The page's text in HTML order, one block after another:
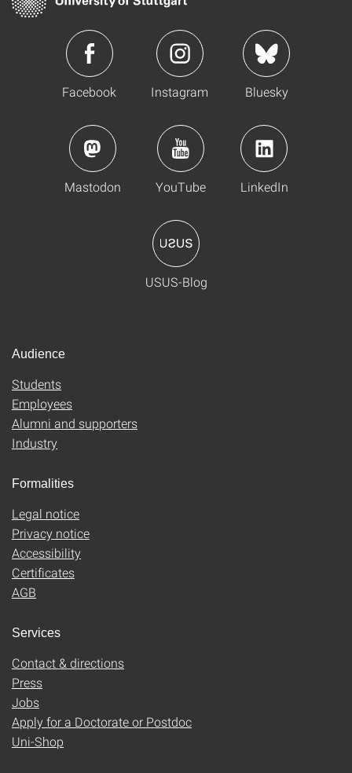
Facebook Instagram Bluesky
Mastodon YouTube LinkedIn
USUS-Blog
Audience
Students
Employees
Alumni and supporters
Industry
Formalities
Legal notice
Privacy notice
Accessibility
Certificates
AGB
Services
Contact & directions
Press
Jobs
Apply for a Doctorate or Postdoc
Uni-Shop